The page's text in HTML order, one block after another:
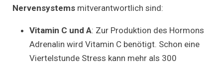
Nervensystems mitverantwortlich sind:
Vitamin C und A: Zur Produktion des Hormons
Adrenalin wird Vitamin C benötigt. Schon eine
Viertelstunde Stress kann mehr als 300